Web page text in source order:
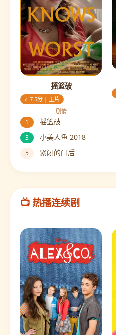
摇篮破
⭐ 7.5分 | 正片
剧情
1 摇篮破
3 小美人鱼 2018
5 紧闭的门后
📺 热播连续剧